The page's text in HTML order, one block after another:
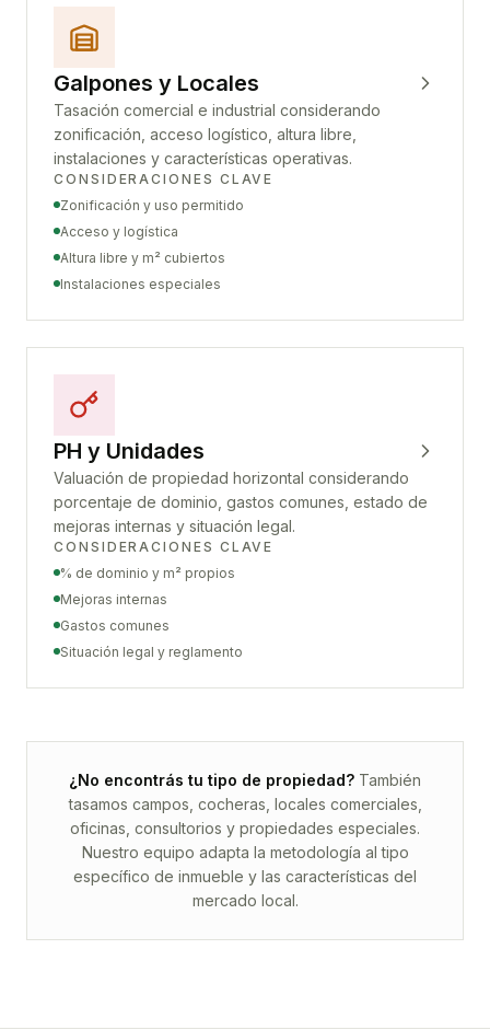
Galpones y Locales
Tasación comercial e industrial considerando
zonificación, acceso logístico, altura libre,
instalaciones y características operativas.
CONSIDERACIONES CLAVE
Zonificación y uso permitido
Acceso y logística
Altura libre y m² cubiertos
Instalaciones especiales
PH y Unidades
Valuación de propiedad horizontal considerando
porcentaje de dominio, gastos comunes, estado de
mejoras internas y situación legal.
CONSIDERACIONES CLAVE
% de dominio y m² propios
Mejoras internas
Gastos comunes
Situación legal y reglamento
¿No encontrás tu tipo de propiedad? También
tasamos campos, cocheras, locales comerciales,
oficinas, consultorios y propiedades especiales.
Nuestro equipo adapta la metodología al tipo
específico de inmueble y las características del
mercado local.